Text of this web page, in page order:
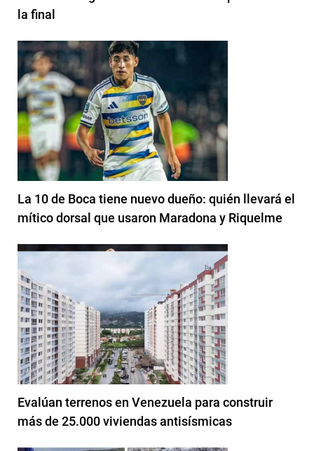
la final
La 10 de Boca tiene nuevo dueño: quién llevará el
mítico dorsal que usaron Maradona y Riquelme
Evalúan terrenos en Venezuela para construir
más de 25.000 viviendas antisísmicas